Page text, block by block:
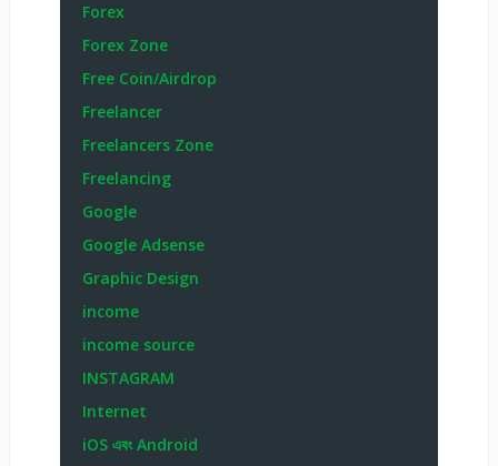
Forex
Forex Zone
Free Coin/Airdrop
Freelancer
Freelancers Zone
Freelancing
Google
Google Adsense
Graphic Design
income
income source
INSTAGRAM
Internet
iOS এবং Android